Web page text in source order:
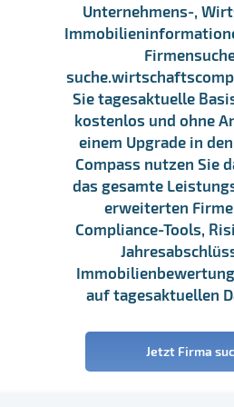
Unternehmens-,
Sie tagesaktuelle
kostenlos und ohne
einem Upgrade in
Compass nutzen Sie
das gesamte
erweiterten
Compliance-Tools,
auf tagesaktuellen
Jetzt Firma